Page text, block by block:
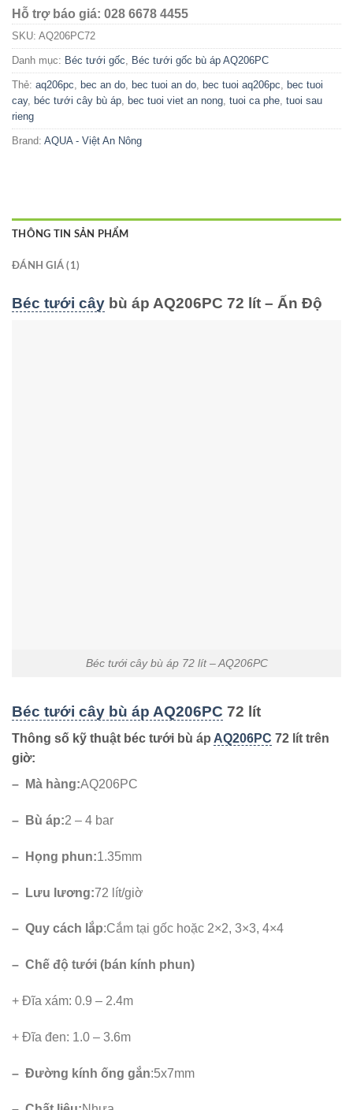
Hỗ trợ báo giá: 028 6678 4455
SKU: AQ206PC72
Danh mục: Béc tưới gốc Béc tưới gốc bù áp AQ206PC
Thẻ: aq206pc bec an do bec tuoi an do bec tuoi aq206pc bec tuoi
cay, béc tưới cây bù áp bec tuoi viet an nong tuoi ca phe tuoi sau
rieng
Brand: AQUA - Việt An Nông
THÔNG TIN SẢN PHẨM
ĐÁNH GIÁ (1)
Béc tưới cây bù áp AQ206PC 72 lít – Ấn Độ
Béc tưới cây bù áp 72 lít – AQ206PC
Béc tưới cây bù áp AQ206PC 72 lít
Thông số kỹ thuật béc tưới bù áp AQ206PC 72 lít trên
giờ:
– Mà hàng:AQ206PC
– Bù áp:2 – 4 bar
– Họng phun:1.35mm
– Lưu lương:72 lít/giờ
– Quy cách lắp:Cắm tại gốc hoặc 2×2, 3×3, 4×4
– Chế độ tưới (bán kính phun)
+ Đĩa xám: 0.9 – 2.4m
+ Đĩa đen: 1.0 – 3.6m
– Đường kính ống gắn:5x7mm